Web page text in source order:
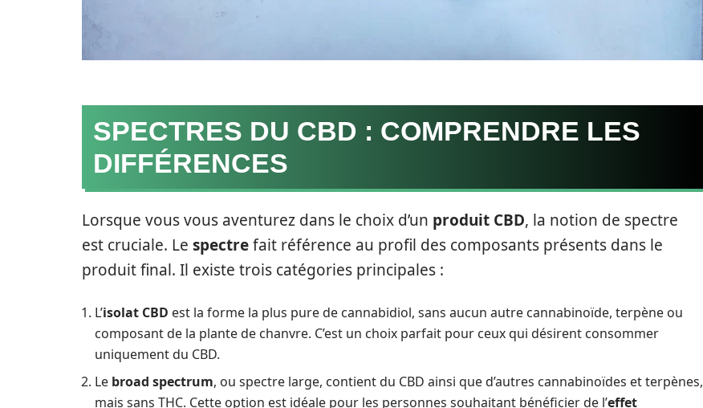
SPECTRES DU CBD : COMPRENDRE LES
DIFFÉRENCES
Lorsque vous vous aventurez dans le choix d’un produit CBD, la notion de spectre
est cruciale. Le spectrefait référence au profil des composants présents dans le
produit final. Il existe trois catégories principales :
L’isolat CBD est la forme la plus pure de cannabidiol, sans aucun autre cannabinoïde, terpène ou
composant de la plante de chanvre. C’est un choix parfait pour ceux qui désirent consommer
uniquement du CBD.
Le broad spectrum, ou spectre large, contient du CBD ainsi que d’autres cannabinoïdes et terpènes,
mais sans THC. Cette option est idéale pour les personnes souhaitant bénéficier de l’effet